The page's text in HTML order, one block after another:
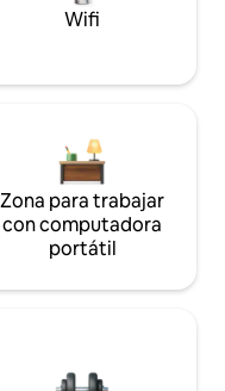
Wifi
Zona para trabajar
con computadora
portátil